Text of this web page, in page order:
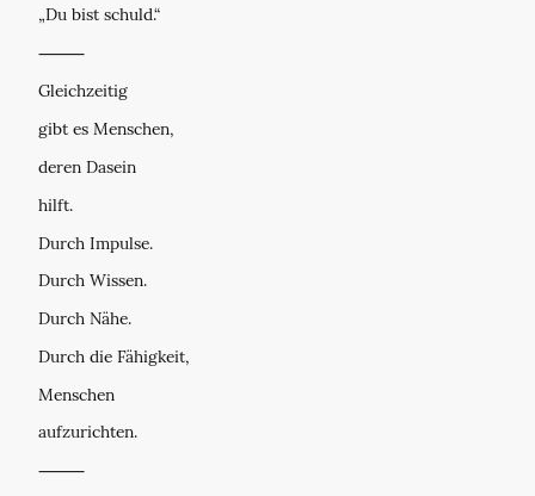
„Du bist schuld.“
⸻
Gleichzeitig
gibt es Menschen,
deren Dasein
hilft.
Durch Impulse.
Durch Wissen.
Durch Nähe.
Durch die Fähigkeit,
Menschen
aufzurichten.
⸻